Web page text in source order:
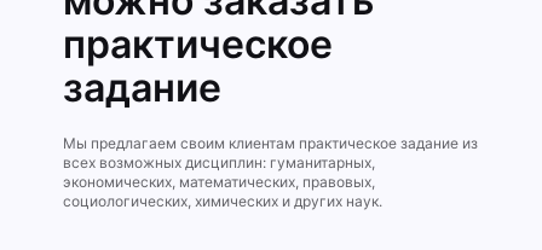
практическое
задание
Мы предлагаем своим клиентам практическое задание из
всех возможных дисциплин: гуманитарных,
экономических, математических, правовых,
социологических, химических и других наук.